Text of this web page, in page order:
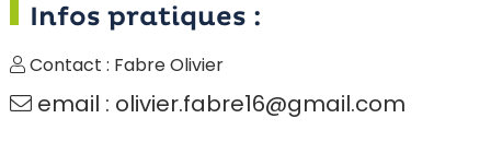
Infos pratiques :
Contact : Fabre Olivier
email : olivier.fabre16@gmail.com